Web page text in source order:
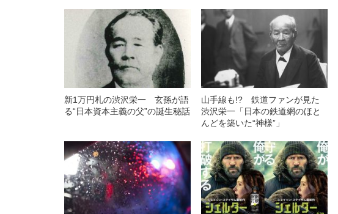
新1万円札の渋沢栄一 玄孫が語
る“日本資本主義の父”の誕生秘話
山手線も!? 鉄道ファンが見た
渋沢栄一「日本の鉄道網のほと
んどを築いた“神様”」